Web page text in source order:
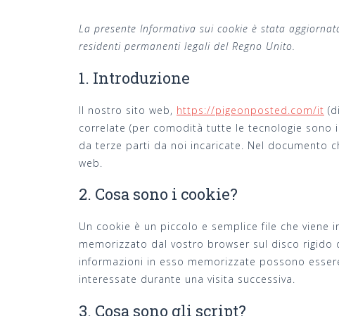
La presente Informativa sui cookie è stata
residenti permanenti legali del Regno Unito.
1. Introduzione
Il nostro sito web, https://pigeonposted.com/it
correlate (per comodità tutte le tecnologie sono
da terze parti da noi incaricate. Nel documento
web.
2. Cosa sono i cookie?
Un cookie è un piccolo e semplice file che viene
memorizzato dal vostro browser sul disco
informazioni in esso memorizzate possono
interessate durante una visita successiva.
3. Cosa sono gli script?